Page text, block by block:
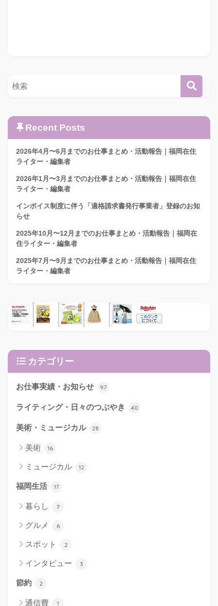
Recent Posts
2026年4月〜6月までのお仕事まとめ・活動報告｜福岡在住
ライター・編集者
2026年1月〜3月までのお仕事まとめ・活動報告｜福岡在住
ライター・編集者
インボイス制度に伴う「適格請求書発行事業者」登録のお知
らせ
2025年10月〜12月までのお仕事まとめ・活動報告｜福岡在
住ライター・編集者
2025年7月〜9月までのお仕事まとめ・活動報告｜福岡在住
ライター・編集者
カテゴリー
お仕事実績・お知らせ 97
ライティング・日々のつぶやき 40
美術・ミュージカル 28
美術 16
ミュージカル 12
福岡生活 17
暮らし 7
グルメ 6
スポット 2
インタビュー 3
節約 2
通信費 1